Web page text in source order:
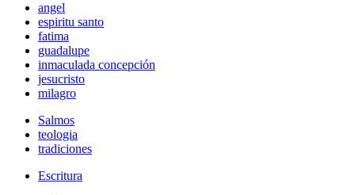
angel
espiritu santo
fatima
guadalupe
inmaculada concepción
jesucristo
milagro
Salmos
teologia
tradiciones
Escritura